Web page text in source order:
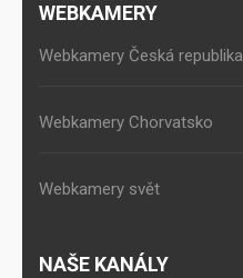
WEBKAMERY
Webkamery Česká republika
Webkamery Chorvatsko
Webkamery svět
NAŠE KANÁLY